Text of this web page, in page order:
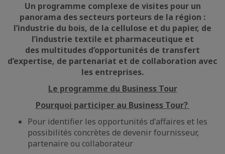
Un programme complexe de visites pour un
panorama des secteurs porteurs de la région :
l’industrie du bois, de la cellulose et du papier, de
l’industrie textile et pharmaceutique et
des multitudes d’opportunités de transfert
d’expertise, de partenariat et de collaboration avec
les entreprises.
Le programme du Business Tour
Pourquoi participer au Business Tour?
Pour identifier les opportunités d'affaires et les
possibilités concrètes de devenir fournisseur,
partenaire ou collaborateur